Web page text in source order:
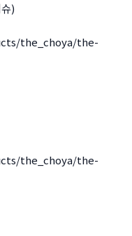
)
the_choya/the-
the_choya/the-